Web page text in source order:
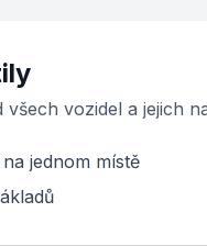
vozidel a jejich
jednom místě